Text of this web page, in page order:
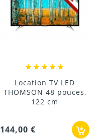
Location TV LED
THOMSON 48 pouces,
122 cm
144,00 €